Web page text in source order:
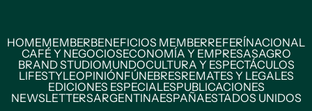
HOMEMEMBERBENEFICIOS MEMBERREFERÍNACIONAL
CAFÉ Y NEGOCIOSECONOMÍA Y EMPRESASAGRO
BRAND STUDIOMUNDOCULTURA Y ESPECTÁCULOS
LIFESTYLEOPINIÓNFÚNEBRESREMATES Y LEGALES
EDICIONES ESPECIALESPUBLICACIONES
NEWSLETTERSARGENTINAESPAÑAESTADOS UNIDOS